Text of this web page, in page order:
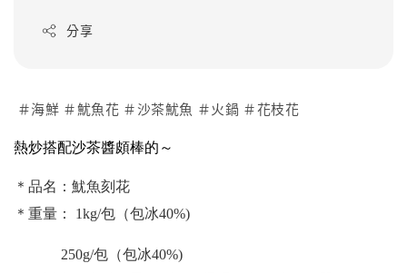
分享
＃海鮮 ＃魷魚花 ＃沙茶魷魚 ＃火鍋 ＃花枝花
熱炒搭配沙茶醬頗棒的～
＊品名：魷魚刻花
＊重量： 1kg/包（包冰40%)
250g/包（包冰40%)